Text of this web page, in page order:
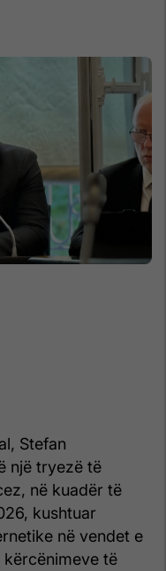
Stefan
një tryezë të
në kuadër të
kushtuar
në vendet e
të